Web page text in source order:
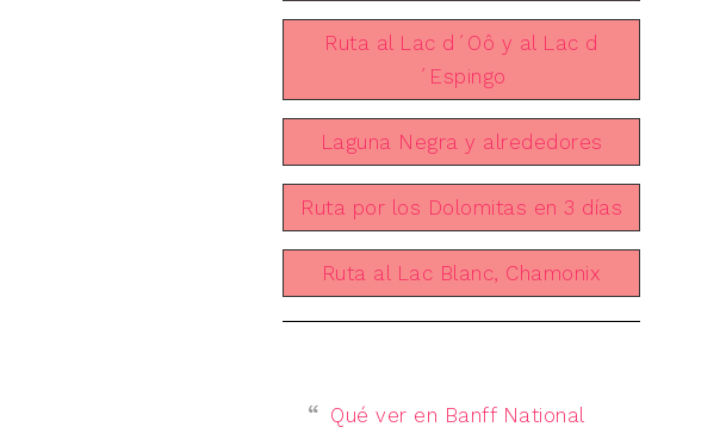
Ruta al Lac d´Oô y al Lac d
´Espingo
Laguna Negra y alrededores
Ruta por los Dolomitas en 3 días
Ruta al Lac Blanc, Chamonix
Qué ver en Banff National